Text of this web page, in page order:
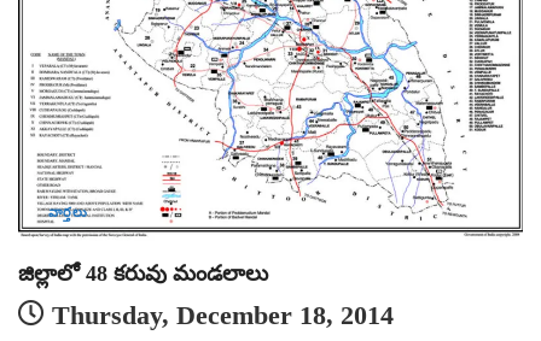
వార్తలు
జిల్లాలో 48 కరువు మండలాలు
Thursday, December 18, 2014